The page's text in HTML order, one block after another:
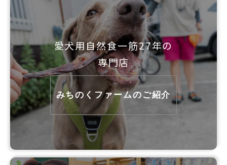
愛犬用自然食一筋27年の
専門店
みちのくファームのご紹介